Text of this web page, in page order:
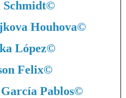
©
Houhova©
López©
Felix©
Pablos©